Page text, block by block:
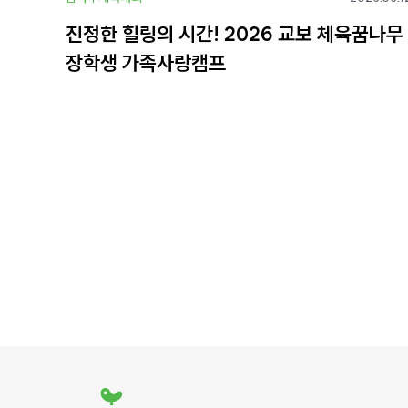
진정한 힐링의 시간! 2026 교보 체육꿈나무
장학생 가족사랑캠프